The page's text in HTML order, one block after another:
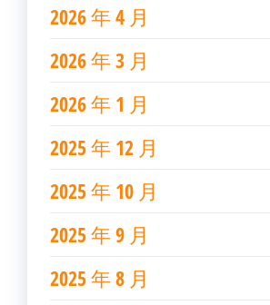
2026 年 4 月
2026 年 3 月
2026 年 1 月
2025 年 12 月
2025 年 10 月
2025 年 9 月
2025 年 8 月